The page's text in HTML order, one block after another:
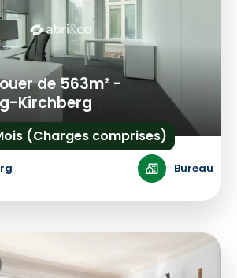
de 563m² -
Kirchberg
(Charges comprises)
Bureau